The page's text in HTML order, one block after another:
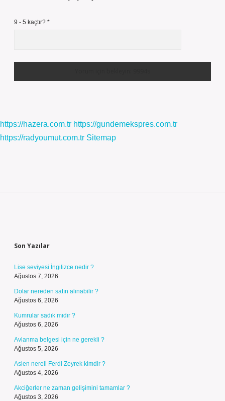
9 - 5 kaçtır? *
https://hazera.com.tr https://gundemekspres.com.tr
https://radyoumut.com.tr Sitemap
Son Yazılar
Lise seviyesi İngilizce nedir ?
Ağustos 7, 2026
Dolar nereden satın alınabilir ?
Ağustos 6, 2026
Kumrular sadık mıdır ?
Ağustos 6, 2026
Avlanma belgesi için ne gerekli ?
Ağustos 5, 2026
Aslen nereli Ferdi Zeyrek kimdir ?
Ağustos 4, 2026
Akciğerler ne zaman gelişimini tamamlar ?
Ağustos 3, 2026